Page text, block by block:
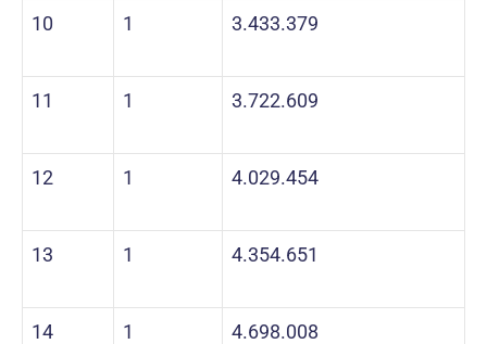
10 1 3.433.379
11 1 3.722.609
12 1 4.029.454
13 1 4.354.651
14 1 4.698.008